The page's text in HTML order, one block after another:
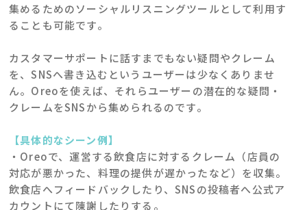
集めるためのソーシャルリスニングツールとして利用す
ることも可能です。
カスタマーサポートに話すまでもない疑問やクレーム
を、SNSへ書き込むというユーザーは少なくありませ
ん。Oreoを使えば、それらユーザーの潜在的な疑問・
クレームをSNSから集められるのです。
【具体的なシーン例】
・Oreoで、運営する飲食店に対するクレーム（店員の
対応が悪かった、料理の提供が遅かったなど）を収集。
飲食店へフィードバックしたり、SNSの投稿者へ公式ア
カウントにて陳謝したりする。